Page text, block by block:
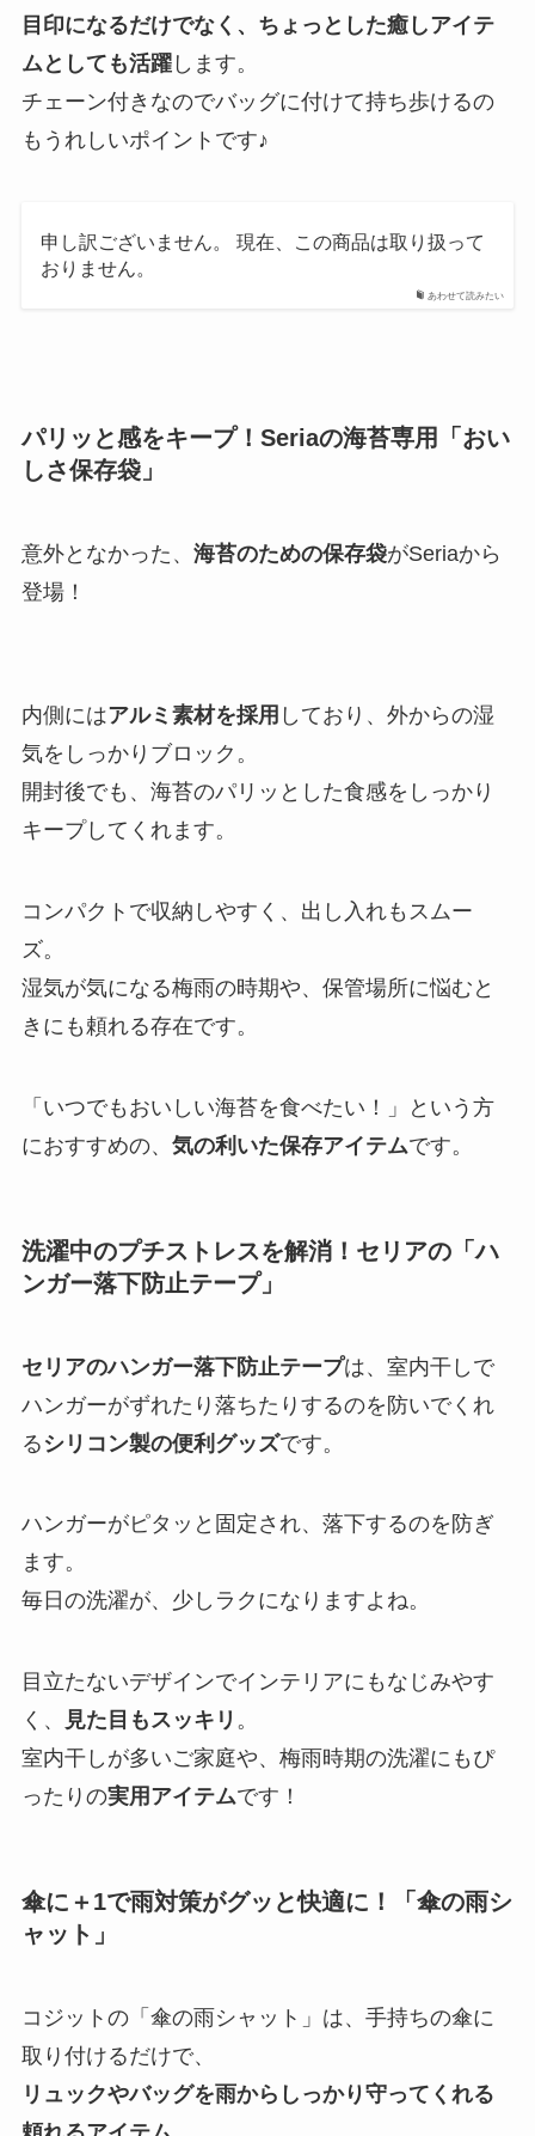
目印になるだけでなく、ちょっとした癒しアイテ
ムとしても活躍します。
チェーン付きなのでバッグに付けて持ち歩けるの
もうれしいポイントです♪
あわせて読みたい
申し訳ございません。 現在、この商品は取り扱って
おりません。
パリッと感をキープ！Seriaの海苔専用「おい
しさ保存袋」
意外となかった、 海苔のための保存袋がSeriaから
登場！
内側にはアルミ素材を採用 しており、外からの湿
気をしっかりブロック。
開封後でも、海苔のパリッとした食感をしっかり
キープしてくれます。
コンパクトで収納しやすく、出し入れもスムー
ズ。
湿気が気になる梅雨の時期や、保管場所に悩むと
きにも頼れる存在です。
「いつでもおいしい海苔を食べたい！」という方
におすすめの、 気の利いた保存アイテムです。
洗濯中のプチストレスを解消！セリアの「ハ
ンガー落下防止テープ」
セリアのハンガー落下防止テープは、室内干しで
ハンガーがずれたり落ちたりするのを防いでくれ
る シリコン製の便利グッズです。
ハンガーがピタッと固定され、落下するのを防ぎ
ます。
毎日の洗濯が、少しラクになりますよね。
目立たないデザインでインテリアにもなじみやす
く、
見た目もスッキリ 。
室内干しが多いご家庭や、梅雨時期の洗濯にもぴ
ったりの実用アイテムです！
傘に＋1で雨対策がグッと快適に！「傘の雨シ
ャット」
コジットの「傘の雨シャット」は、手持ちの傘に
取り付けるだけで、
リュックやバッグを雨からしっかり守ってくれる